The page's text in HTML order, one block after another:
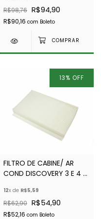
R$98,76 R$94,90
R$90,16 com Boleto
13% OFF
FILTRO DE CABINE/ AR
COND DISCOVERY 3 E 4 -
JKR500010
12x de R$5,59
R$62,90 R$54,90
R$52,16 com Boleto